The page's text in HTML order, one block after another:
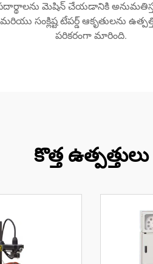
మెషిన్ చేయడానికి
సంక్లిష్ట టేపర్డ్ ఆకృతులను
పరికరంగా మారింది.
కొత్త ఉత్పత్తులు